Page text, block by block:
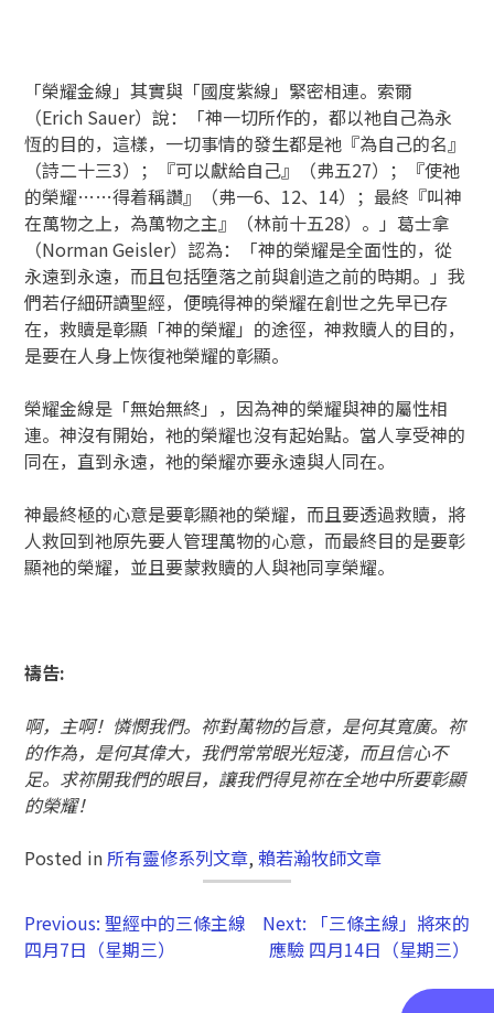
「榮耀金線」其實與「國度紫線」緊密相連。索爾
（Erich Sauer）說：「神一切所作的，都以祂自己為永
恆的目的，這樣，一切事情的發生都是祂『為自己的名』
（詩二十三3）；『可以獻給自己』（弗五27）；『使祂
的榮耀……得着稱讚』（弗一6、12、14）；最終『叫神
在萬物之上，為萬物之主』（林前十五28）。」葛士拿
（Norman Geisler）認為：「神的榮耀是全面性的，從
永遠到永遠，而且包括墮落之前與創造之前的時期。」我
們若仔細研讀聖經，便曉得神的榮耀在創世之先早已存
在，救贖是彰顯「神的榮耀」的途徑，神救贖人的目的，
是要在人身上恢復祂榮耀的彰顯。
榮耀金線是「無始無終」，因為神的榮耀與神的屬性相
連。神沒有開始，祂的榮耀也沒有起始點。當人享受神的
同在，直到永遠，祂的榮耀亦要永遠與人同在。
神最終極的心意是要彰顯祂的榮耀，而且要透過救贖，將
人救回到祂原先要人管理萬物的心意，而最終目的是要彰
顯祂的榮耀，並且要蒙救贖的人與祂同享榮耀。
禱告:
啊，主啊！憐憫我們。祢對萬物的旨意，是何其寬廣。祢
的作為，是何其偉大，我們常常眼光短淺，而且信心不
足。求祢開我們的眼目，讓我們得見祢在全地中所要彰顯
的榮耀！
Posted in所有靈修系列文章,賴若瀚牧師文章
Previous: 聖經中的三條主線
四月7日（星期三）
Next:
「三條主線」將來的
應驗 四月14日（星期三）